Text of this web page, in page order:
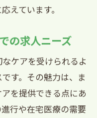
て社会貢献する
門看護師としての
問看護のキャリア
人に求められる資
えています。
の求人ニーズ
ケアを受けられるよ
す。その魅力は、ま
を提供できる点にあ
行や在宅医療の需要